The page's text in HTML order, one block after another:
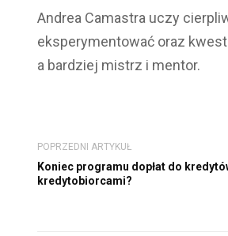
Andrea Camastra uczy
eksperymentować oraz
a bardziej mistrz i mentor.
POPRZEDNI ARTYKUŁ
Koniec programu dopłat do
kredytobiorcami?